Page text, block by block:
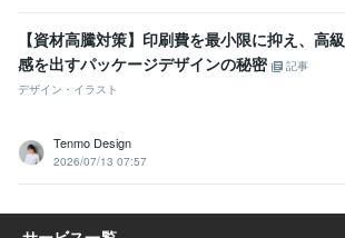
【資材高騰対策】印刷費を最小限に抑え、高級
感を出すパッケージデザインの秘密
記事
デザイン・イラスト
Tenmo Design
2026/07/13 07:57